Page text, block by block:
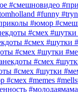
#смешновидео
#funny
#юмор
#смех #шутки
#смех #шутки
#смех #шутки
#смех
#смех #шутки
#смех #memes
#молодаямама